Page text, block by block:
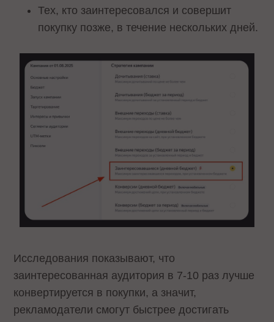
Тех, кто заинтересовался и совершит
покупку позже, в течение нескольких дней.
Исследования показывают, что
заинтересованная аудитория в 7-10 раз лучше
конвертируется в покупки, а значит,
рекламодатели смогут быстрее достигать